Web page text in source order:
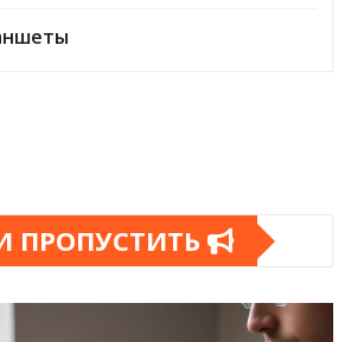
ПРОПУСТИТЬ